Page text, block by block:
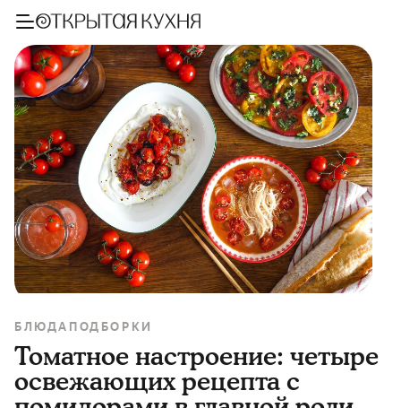
БЛЮДА ПОДБОРКИ
Томатное настроение: четыре
освежающих рецепта с